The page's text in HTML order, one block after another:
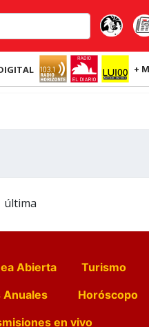
+
última
Abierta Turismo
Anuales Horóscopo
en vivo